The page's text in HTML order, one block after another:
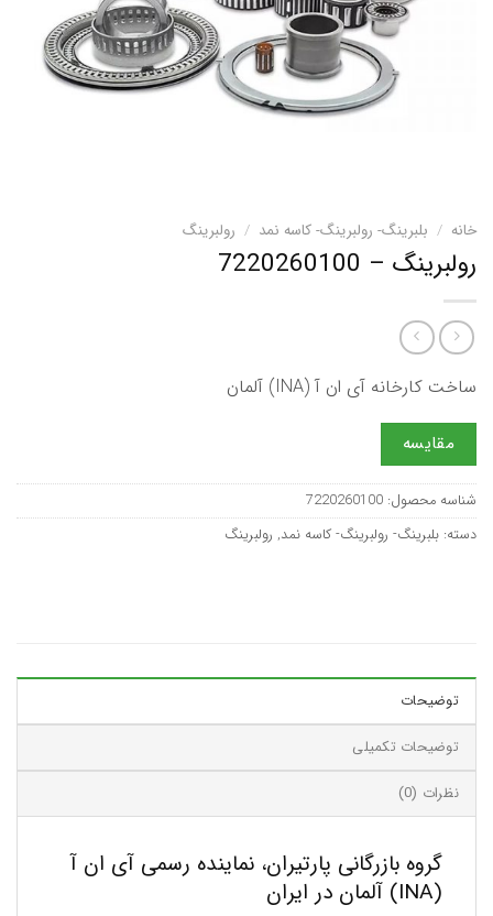
خانه / بلبرینگ- رولبرینگ- کاسه نمد / رولبرینگ
رولبرینگ – 7220260100
ساخت کارخانه آی ان آ (INA) آلمان
مقایسه
شناسه محصول: 7220260100
دسته: بلبرینگ- رولبرینگ- کاسه نمد, رولبرینگ
توضیحات
توضیحات تکمیلی
نظرات (0)
گروه بازرگانی پارتیران، نماینده رسمی آی ان آ
(INA) آلمان در ایران